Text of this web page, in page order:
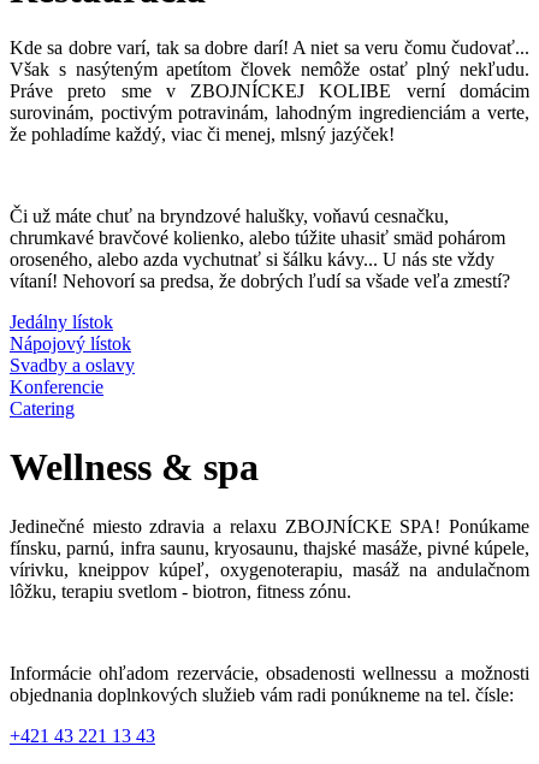
Kde sa dobre varí, tak sa dobre darí! A niet sa veru čomu čudovať...
Však s nasýteným apetítom človek nemôže ostať plný nekľudu.
Práve preto sme v ZBOJNÍCKEJ KOLIBE verní domácim
surovinám, poctivým potravinám, lahodným ingredienciám a verte,
že pohladíme každý, viac či menej, mlsný jazýček!
Či už máte chuť na bryndzové halušky, voňavú cesnačku,
chrumkavé bravčové kolienko, alebo túžite uhasiť smäd pohárom
oroseného, alebo azda vychutnať si šálku kávy... U nás ste vždy
vítaní! Nehovorí sa predsa, že dobrých ľudí sa všade veľa zmestí?
Jedálny lístok
Nápojový lístok
Svadby a oslavy
Konferencie
Catering
Wellness & spa
Jedinečné miesto zdravia a relaxu ZBOJNÍCKE SPA! Ponúkame
fínsku, parnú, infra saunu, kryosaunu, thajské masáže, pivné kúpele,
vírivku, kneippov kúpeľ, oxygenoterapiu, masáž na andulačnom
lôžku, terapiu svetlom - biotron, fitness zónu.
Informácie ohľadom rezervácie, obsadenosti wellnessu a možnosti
objednania doplnkových služieb vám radi ponúkneme na tel. čísle:
+421 43 221 13 43